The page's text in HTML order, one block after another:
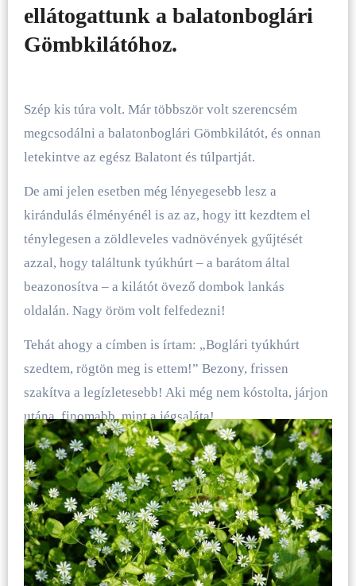
ellátogattunk a balatonboglári
Gömbkilátóhoz.
Szép kis túra volt. Már többször volt szerencsém
megcsodálni a balatonboglári Gömbkilátót, és onnan
letekintve az egész Balatont és túlpartját.
De ami jelen esetben még lényegesebb lesz a
kirándulás élményénél is az az, hogy itt kezdtem el
ténylegesen a zöldleveles vadnövények gyűjtését
azzal, hogy találtunk tyúkhúrt – a barátom által
beazonosítva – a kilátót övező dombok lankás
oldalán. Nagy öröm volt felfedezni!
Tehát ahogy a címben is írtam: „Boglári tyúkhúrt
szedtem, rögtön meg is ettem!” Bezony, frissen
szakítva a legízletesebb! Aki még nem kóstolta, járjon
utána, finomabb, mint a jégsaláta!